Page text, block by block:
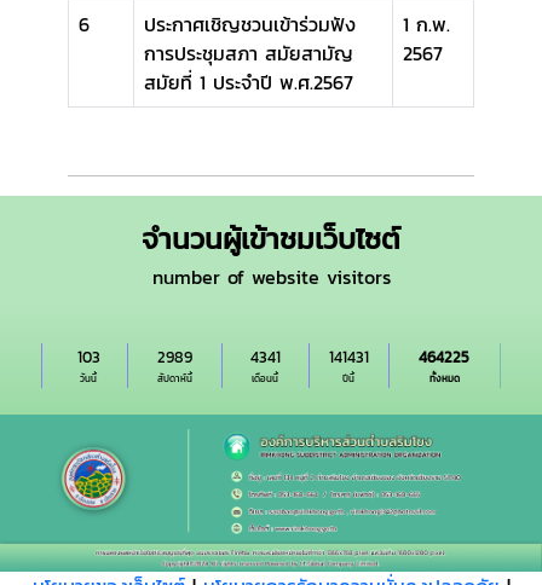
6
ประกาศเชิญชวนเข้าร่วมฟัง
การประชุมสภา สมัยสามัญ
สมัยที่ 1 ประจำปี พ.ศ.2567
1 ก.พ.
2567
จำนวนผู้เข้าชมเว็บไซต์
number of website visitors
วันนี้
103
สัปดาห์นี้
2989
เดือนนี้
4341
ปีนี้
141431
ทั้งหมด
464225